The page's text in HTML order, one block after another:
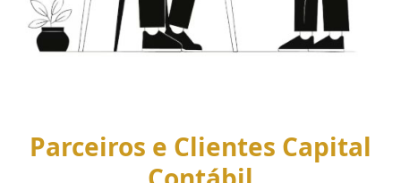
Parceiros e Clientes Capital